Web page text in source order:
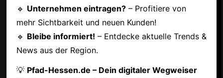
🔹 Unternehmen eintragen?– Profitiere von
mehr Sichtbarkeit und neuen Kunden!
🔹 Bleibe informiert! – Entdecke aktuelle Trends &
News aus der Region.
💡 Pfad-Hessen.de – Dein digitaler Wegweiser